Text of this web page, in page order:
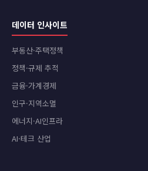
데이터 인사이트
부동산·주택정책
정책·규제 추적
금융·가계경제
인구·지역소멸
에너지·AI인프라
AI·테크 산업